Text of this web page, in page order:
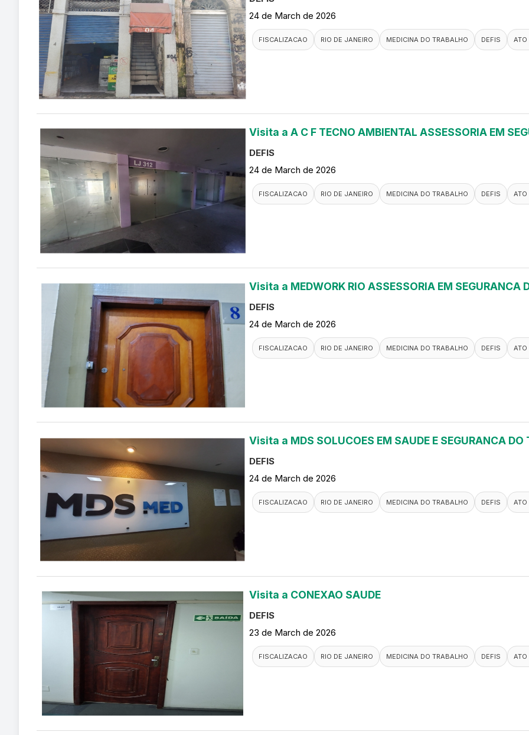
24 de March de 2026
FISCALIZACAO RIO DE JANEIRO MEDICINA DO TRABALHO DEFIS ATO
Visita a A C F TECNO AMBIENTAL ASSESSORIA EM
DEFIS
24 de March de 2026
FISCALIZACAO RIO DE JANEIRO MEDICINA DO TRABALHO DEFIS ATO
Visita a MEDWORK RIO ASSESSORIA EM SEGURANCA
DEFIS
24 de March de 2026
FISCALIZACAO RIO DE JANEIRO MEDICINA DO TRABALHO DEFIS ATO
Visita a MDS SOLUCOES EM SAUDE E SEGURANCA DO
DEFIS
24 de March de 2026
FISCALIZACAO RIO DE JANEIRO MEDICINA DO TRABALHO DEFIS ATO
Visita a CONEXAO SAUDE
DEFIS
23 de March de 2026
FISCALIZACAO RIO DE JANEIRO MEDICINA DO TRABALHO DEFIS ATO